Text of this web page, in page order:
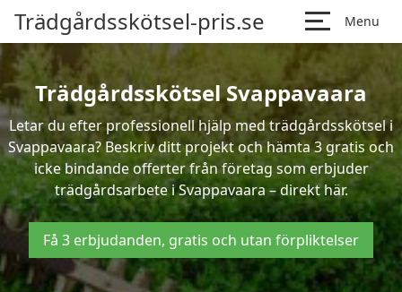
Trädgårdsskötsel-pris.se Menu
Trädgårdsskötsel Svappavaara
Letar du efter professionell hjälp med trädgårdsskötsel i
Svappavaara? Beskriv ditt projekt och hämta 3 gratis och
icke bindande offerter från företag som erbjuder
trädgårdsarbete i Svappavaara – direkt här.
Få 3 erbjudanden, gratis och utan förpliktelser